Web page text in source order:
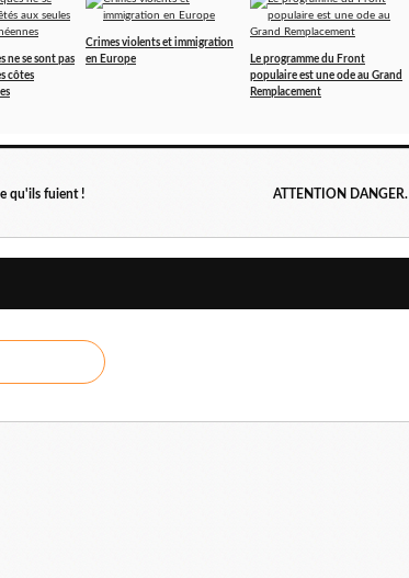
ne se sont pas
côtes
Crimes violents et immigration
en Europe
Le programme du Front
populaire est une ode au Grand
Remplacement
qu'ils fuient ! ATTENTION DANGER.